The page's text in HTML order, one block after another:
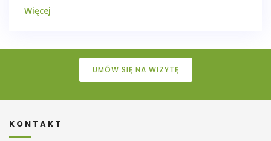
Więcej
UMÓW SIĘ NA WIZYTĘ
KONTAKT